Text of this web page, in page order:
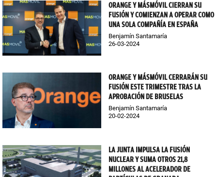
ORANGE Y MÁSMÓVIL CIERRAN SU
FUSIÓN Y COMIENZAN A OPERAR COMO
UNA SOLA COMPAÑÍA EN ESPAÑA
Benjamín Santamaría
26-03-2024
ORANGE Y MÁSMÓVIL CERRARÁN SU
FUSIÓN ESTE TRIMESTRE TRAS LA
APROBACIÓN DE BRUSELAS
Benjamín Santamaría
20-02-2024
LA JUNTA IMPULSA LA FUSIÓN
NUCLEAR Y SUMA OTROS 21,8
MILLONES AL ACELERADOR DE